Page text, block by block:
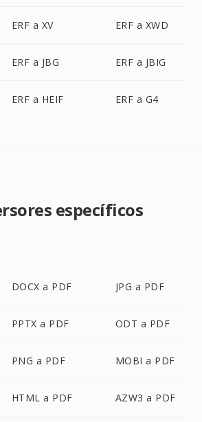
ERF a XV ERF a XWD
ERF a JBG ERF a JBIG
ERF a HEIF ERF a G4
específicos
DOCX a PDF JPG a PDF
PPTX a PDF ODT a PDF
PNG a PDF MOBI a PDF
HTML a PDF AZW3 a PDF